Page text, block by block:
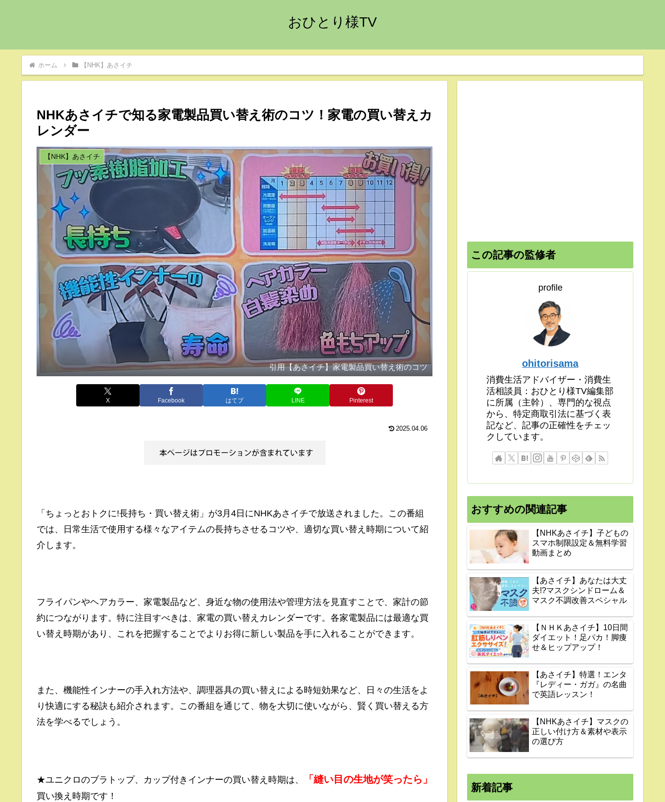
おひとり様TV
ホーム 【NHK】あさイチ
NHKあさイチで知る家電製品買い替え術のコツ！家電の買い替えカ
レンダー
【NHK】あさイチ
引用【あさイチ】家電製品買い替え術のコツ
X Facebook はてブ LINE Pinterest
2025.04.06
「ちょっとおトクに!長持ち・買い替え術」が3月4日にNHKあさイチで放送されました。この番組
では、日常生活で使用する様々なアイテムの長持ちさせるコツや、適切な買い替え時期について紹
介します。
フライパンやヘアカラー、家電製品など、身近な物の使用法や管理方法を見直すことで、家計の節
約につながります。特に注目すべきは、家電の買い替えカレンダーです。各家電製品には最適な買
い替え時期があり、これを把握することでよりお得に新しい製品を手に入れることができます。
また、機能性インナーの手入れ方法や、調理器具の買い替えによる時短効果など、日々の生活をよ
り快適にする秘訣も紹介されます。この番組を通じて、物を大切に使いながら、賢く買い替える方
法を学べるでしょう。
★ユニクロのブラトップ、カップ付きインナーの買い替え時期は、 「縫い目の生地が笑ったら」
買い換え時期です！
この記事の監修者
profile
ohitorisama
消費生活アドバイザー・消費生
活相談員：おひとり様TV編集部
に所属（主幹）、専門的な視点
から、特定商取引法に基づく表
記など、記事の正確性をチェッ
クしています。
おすすめの関連記事
【NHKあさイチ】子どもの
スマホ制限設定＆無料学習
動画まとめ
【あさイチ】あなたは大丈
夫!?マスクシンドローム＆
マスク不調改善スペシャル
【ＮＨＫあさイチ】10日間
ダイエット！足パカ！脚痩
せ＆ヒップアップ！
【あさイチ】特選！エンタ
『レディー・ガガ』の名曲
で英語レッスン！
【NHKあさイチ】マスクの
正しい付け方＆素材や表示
の選び方
新着記事